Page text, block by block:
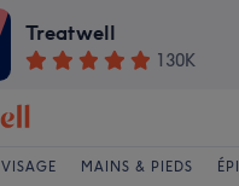
Treatwell
130K
VISAGE MAINS & PIEDS